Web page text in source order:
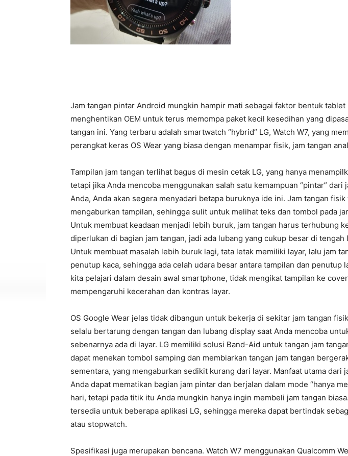
Jam tangan pintar Android mungkin hampir mati sebagai faktor bentuk
menghentikan OEM untuk terus memompa paket kecil kesedihan yang
tangan ini. Yang terbaru adalah smartwatch “hybrid” LG, Watch W7, yang
perangkat keras OS Wear yang biasa dengan menampar fisik, jam tangan
Tampilan jam tangan terlihat bagus di mesin cetak LG, yang hanya
tetapi jika Anda mencoba menggunakan salah satu kemampuan “pintar” dari
Anda, Anda akan segera menyadari betapa buruknya ide ini. Jam tangan
mengaburkan tampilan, sehingga sulit untuk melihat teks dan tombol pada
Untuk membuat keadaan menjadi lebih buruk, jam tangan harus terhubung
diperlukan di bagian jam tangan, jadi ada lubang yang cukup besar di tengah
Untuk membuat masalah lebih buruk lagi, tata letak memiliki layar, lalu jam
penutup kaca, sehingga ada celah udara besar antara tampilan dan penutup
kita pelajari dalam desain awal smartphone, tidak mengikat tampilan ke
mempengaruhi kecerahan dan kontras layar.
OS Google Wear jelas tidak dibangun untuk bekerja di sekitar jam tangan
selalu bertarung dengan tangan dan lubang display saat Anda mencoba
sebenarnya ada di layar. LG memiliki solusi Band-Aid untuk tangan jam
dapat menekan tombol samping dan membiarkan tangan jam tangan
sementara, yang mengaburkan sedikit kurang dari layar. Manfaat utama dari
Anda dapat mematikan bagian jam pintar dan berjalan dalam mode “hanya
hari, tetapi pada titik itu Anda mungkin hanya ingin membeli jam tangan
tersedia untuk beberapa aplikasi LG, sehingga mereka dapat bertindak
atau stopwatch.
Spesifikasi juga merupakan bencana. Watch W7 menggunakan Qualcomm